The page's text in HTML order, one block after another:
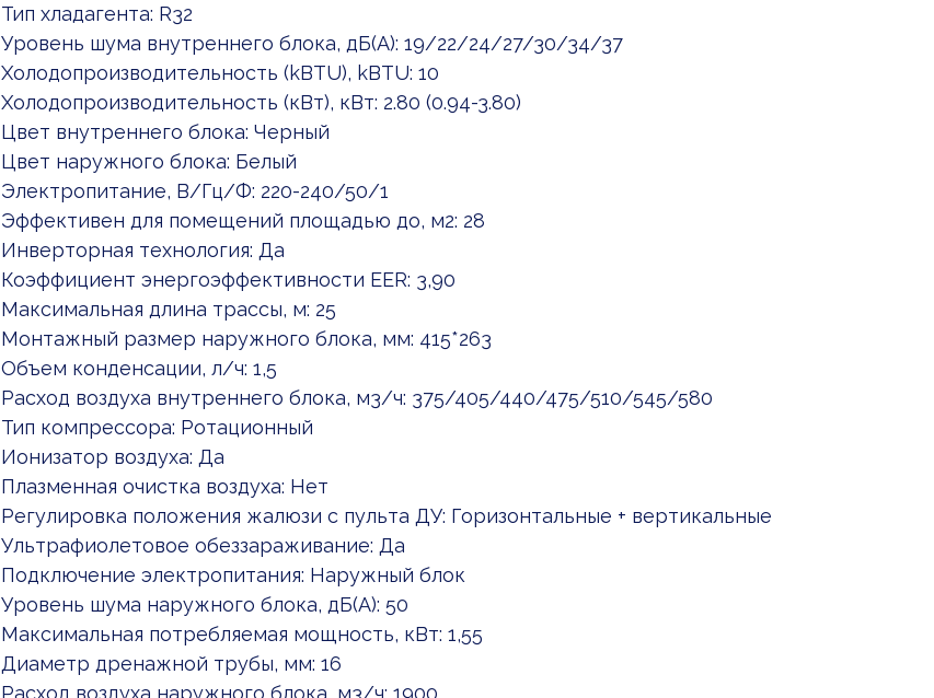
Тип хладагента: R32
Уровень шума внутреннего блока, дБ(А): 19/22/24/27/30/34/37
Холодопроизводительность (kBTU), kBTU: 10
Холодопроизводительность (кВт), кВт: 2.80 (0.94-3.80)
Цвет внутреннего блока: Черный
Цвет наружного блока: Белый
Электропитание, В/Гц/Ф: 220-240/50/1
Эффективен для помещений площадью до, м2: 28
Инверторная технология: Да
Коэффициент энергоэффективности EER: 3,90
Максимальная длина трассы, м: 25
Монтажный размер наружного блока, мм: 415*263
Объем конденсации, л/ч: 1,5
Расход воздуха внутреннего блока, м3/ч: 375/405/440/475/510/545/580
Тип компрессора: Ротационный
Ионизатор воздуха: Да
Плазменная очистка воздуха: Нет
Регулировка положения жалюзи с пульта ДУ: Горизонтальные + вертикальные
Ультрафиолетовое обеззараживание: Да
Подключение электропитания: Наружный блок
Уровень шума наружного блока, дБ(А): 50
Максимальная потребляемая мощность, кВт: 1,55
Диаметр дренажной трубы, мм: 16
Расход воздуха наружного блока, м3/ч: 1900